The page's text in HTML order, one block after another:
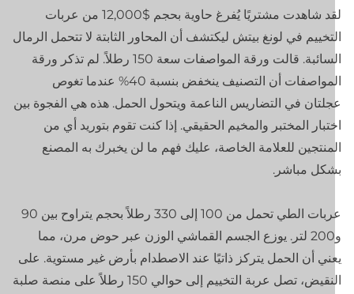
لقد شاهدت مشتريًا يُفرغ حاوية بحجم $12,000 من عربات
في لونغ بيتش ليكتشف أن المحاور الثابتة لا تتحمل الرمال
السائبة. قالت ورقة المواصفات سعة 150 رطلاً. لم تذكر ورقة
المواصفات أن التصنيف ينخفض بنسبة 40% عندما تغوص
في التضاريس الناعمة ويتحول الحمل. هذه هي الفجوة بين
المختبر والمخيم الحقيقي. إذا كنت تقوم بتوريد أي من
للعلامة الخاصة، عليك فهم ما لن يخبرك به المصنع
مباشر.
عربات الطي تحمل من 100 إلى 330 رطلاً بحجم يتراوح بين 90
و200 لتر. يوزع الجسم القماشي الوزن عبر حوض مرن، مما
أن الحمل يتركز ذاتيًا عند الاصطدام بأرض غير مستوية. على
النقيض، تصل عربة التخييم إلى حوالي 150 رطلاً على منصة صلبة